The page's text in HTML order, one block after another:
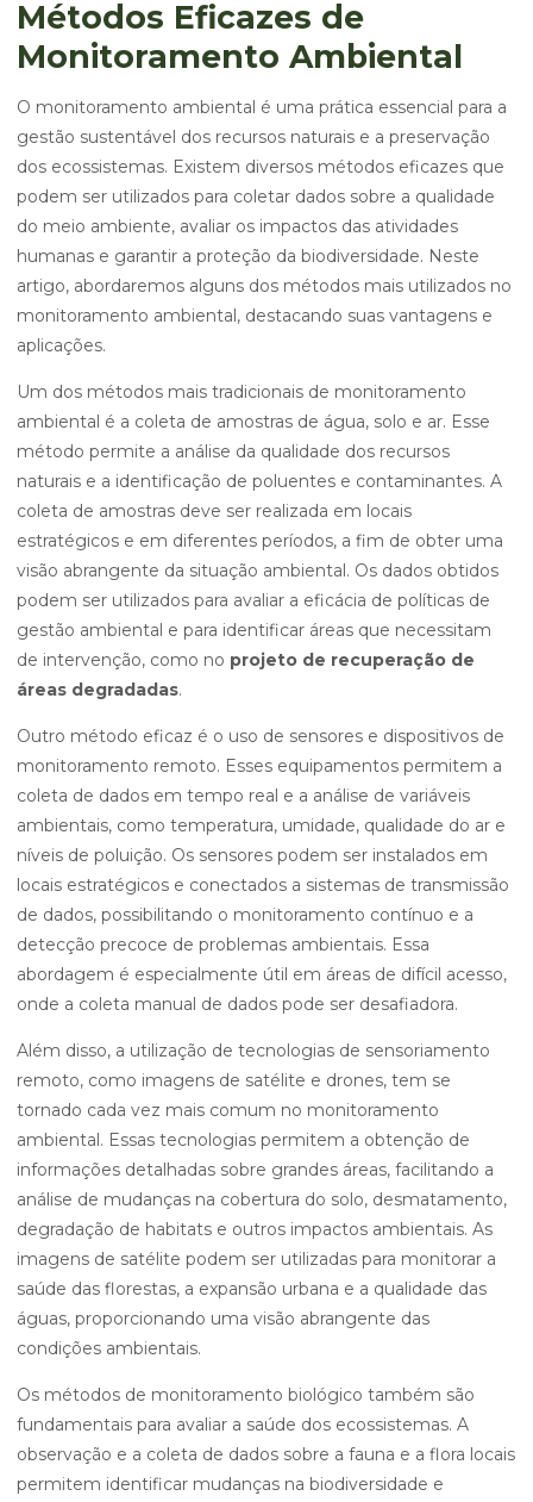
Métodos Eficazes de
Monitoramento Ambiental
O monitoramento ambiental é uma prática essencial para a
gestão sustentável dos recursos naturais e a preservação
dos ecossistemas. Existem diversos métodos eficazes que
podem ser utilizados para coletar dados sobre a qualidade
do meio ambiente, avaliar os impactos das atividades
humanas e garantir a proteção da biodiversidade. Neste
artigo, abordaremos alguns dos métodos mais utilizados no
monitoramento ambiental, destacando suas vantagens e
aplicações.
Um dos métodos mais tradicionais de monitoramento
ambiental é a coleta de amostras de água, solo e ar. Esse
método permite a análise da qualidade dos recursos
naturais e a identificação de poluentes e contaminantes. A
coleta de amostras deve ser realizada em locais
estratégicos e em diferentes períodos, a fim de obter uma
visão abrangente da situação ambiental. Os dados obtidos
podem ser utilizados para avaliar a eficácia de políticas de
gestão ambiental e para identificar áreas que necessitam
de intervenção, como no projeto de recuperação de
áreas degradadas.
Outro método eficaz é o uso de sensores e dispositivos de
monitoramento remoto. Esses equipamentos permitem a
coleta de dados em tempo real e a análise de variáveis
ambientais, como temperatura, umidade, qualidade do ar e
níveis de poluição. Os sensores podem ser instalados em
locais estratégicos e conectados a sistemas de transmissão
de dados, possibilitando o monitoramento contínuo e a
detecção precoce de problemas ambientais. Essa
abordagem é especialmente útil em áreas de difícil acesso,
onde a coleta manual de dados pode ser desafiadora.
Além disso, a utilização de tecnologias de sensoriamento
remoto, como imagens de satélite e drones, tem se
tornado cada vez mais comum no monitoramento
ambiental. Essas tecnologias permitem a obtenção de
informações detalhadas sobre grandes áreas, facilitando a
análise de mudanças na cobertura do solo, desmatamento,
degradação de habitats e outros impactos ambientais. As
imagens de satélite podem ser utilizadas para monitorar a
saúde das florestas, a expansão urbana e a qualidade das
águas, proporcionando uma visão abrangente das
condições ambientais.
Os métodos de monitoramento biológico também são
fundamentais para avaliar a saúde dos ecossistemas. A
observação e a coleta de dados sobre a fauna e a flora locais
permitem identificar mudanças na biodiversidade e